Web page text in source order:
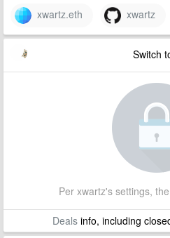
xwartz.eth xwartz
Switch
Per xwartz's settings,
Dealsinfo, including